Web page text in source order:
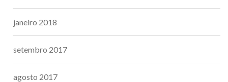
janeiro 2018
setembro 2017
agosto 2017